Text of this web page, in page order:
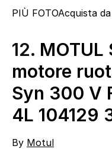
PIÙ FOTOAcquista
12. MOTUL
motore
Syn 300 V
4L 104129
By Motul